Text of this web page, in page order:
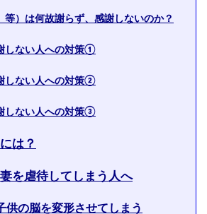
）は何故謝らず、感謝しないのか？
しない人への対策①
しない人への対策②
しない人への対策③
は？
を虐待してしまう人へ
の脳を変形させてしまう